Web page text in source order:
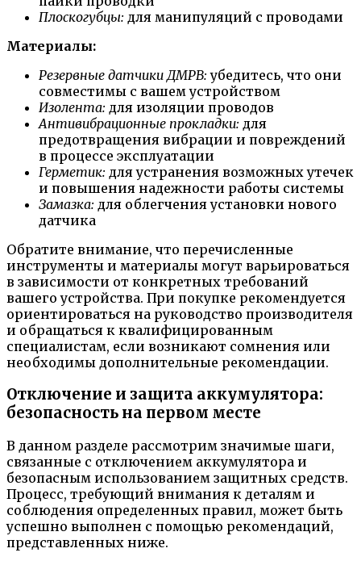
Плоскогубцы: для манипуляций с проводами
Материалы:
Резервные датчики ДМРВ: убедитесь, что они
совместимы с вашем устройством
Изолента: для изоляции проводов
Антивибрационные прокладки: для
предотвращения вибрации и повреждений
в процессе эксплуатации
Герметик: для устранения возможных утечек
и повышения надежности работы системы
Замазка: для облегчения установки нового
датчика
Обратите внимание, что перечисленные
инструменты и материалы могут варьироваться
в зависимости от конкретных требований
вашего устройства. При покупке рекомендуется
ориентироваться на руководство производителя
и обращаться к квалифицированным
специалистам, если возникают сомнения или
необходимы дополнительные рекомендации.
Отключение и защита аккумулятора:
безопасность на первом месте
В данном разделе рассмотрим значимые шаги,
связанные с отключением аккумулятора и
безопасным использованием защитных средств.
Процесс, требующий внимания к деталям и
соблюдения определенных правил, может быть
успешно выполнен с помощью рекомендаций,
представленных ниже.